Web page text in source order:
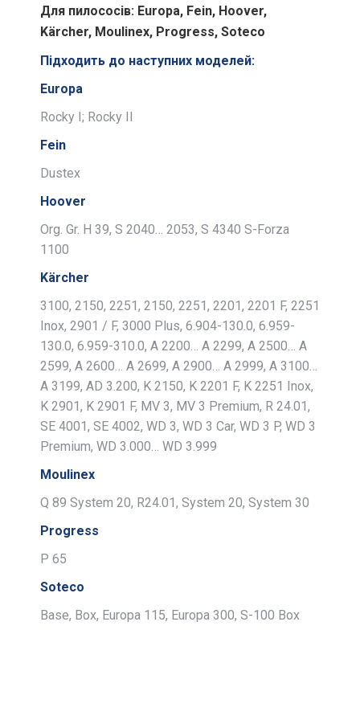
Для пилососів: Europa, Fein, Hoover,
Kärcher, Moulinex, Progress, Soteco
Підходить до наступних моделей:
Europa
Rocky I; Rocky II
Fein
Dustex
Hoover
Org. Gr. H 39, S 2040… 2053, S 4340 S-Forza
1100
Kärcher
3100, 2150, 2251, 2150, 2251, 2201, 2201 F, 2251
Inox, 2901 / F, 3000 Plus, 6.904-130.0, 6.959-
130.0, 6.959-310.0, A 2200… A 2299, A 2500… A
2599, A 2600… A 2699, A 2900… A 2999, A 3100…
A 3199, AD 3.200, K 2150, K 2201 F, K 2251 Inox,
K 2901, K 2901 F, MV 3, MV 3 Premium, R 24.01,
SE 4001, SE 4002, WD 3, WD 3 Car, WD 3 P, WD 3
Premium, WD 3.000… WD 3.999
Moulinex
Q 89 System 20, R24.01, System 20, System 30
Progress
P 65
Soteco
Base, Box, Europa 115, Europa 300, S-100 Box